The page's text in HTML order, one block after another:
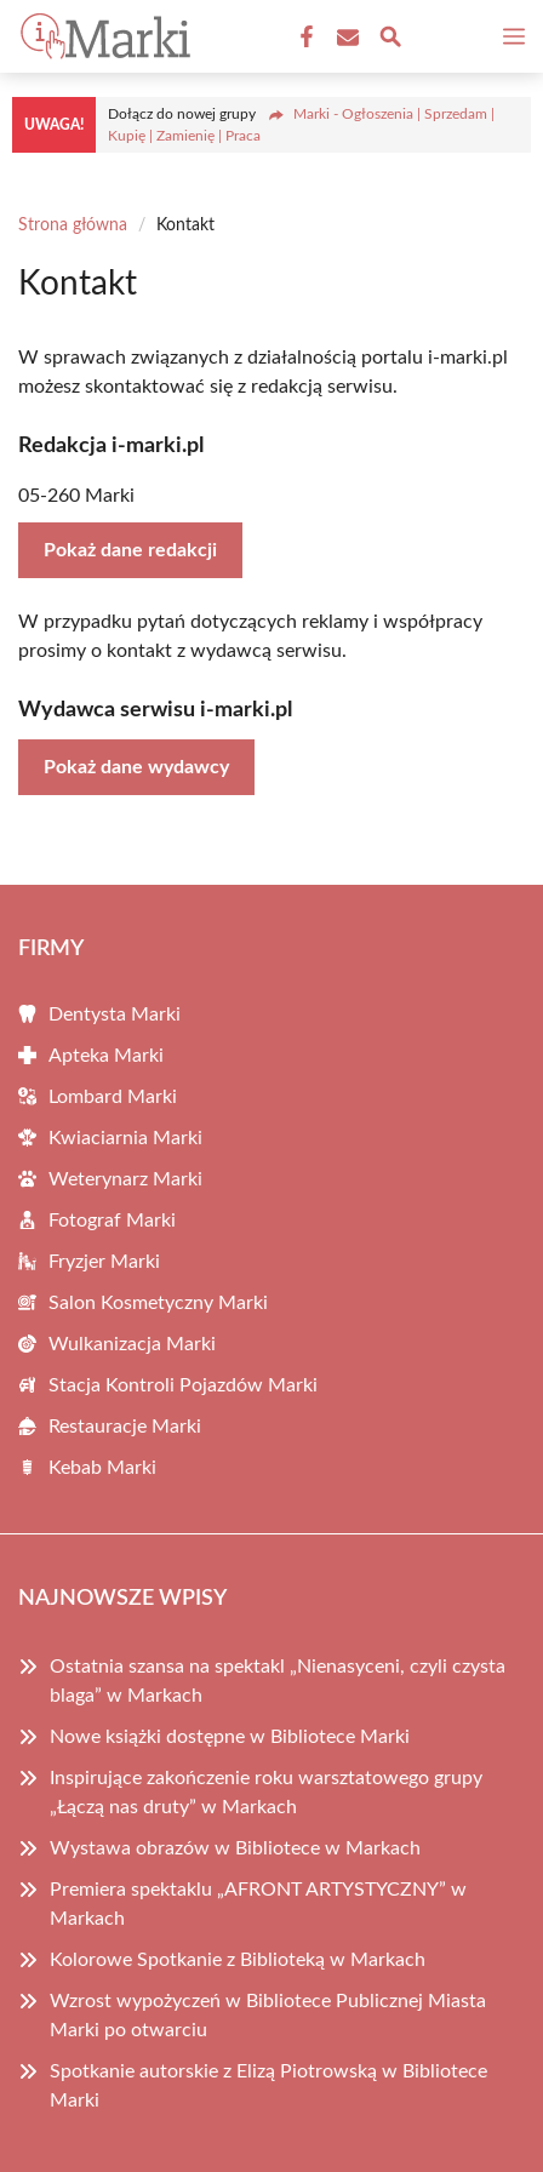
Przejdź
treści
UWAGA!
Dołącz do nowej grupy
Marki - Ogłoszenia | Sprzedam |
Kupię | Zamienię | Praca
Strona główna / Kontakt
Kontakt
W sprawach związanych z działalnością portalu i-marki.pl
możesz skontaktować się z redakcją serwisu.
Redakcja i-marki.pl
05-260 Marki
Pokaż dane redakcji
W przypadku pytań dotyczących reklamy i współpracy
prosimy o kontakt z wydawcą serwisu.
Wydawca serwisu i-marki.pl
Pokaż dane wydawcy
FIRMY
Dentysta Marki
Apteka Marki
Lombard Marki
Kwiaciarnia Marki
Weterynarz Marki
Fotograf Marki
Fryzjer Marki
Salon Kosmetyczny Marki
Wulkanizacja Marki
Stacja Kontroli Pojazdów Marki
Restauracje Marki
Kebab Marki
NAJNOWSZE WPISY
Ostatnia szansa na spektakl „Nienasyceni, czyli czysta
blaga” w Markach
Nowe książki dostępne w Bibliotece Marki
Inspirujące zakończenie roku warsztatowego grupy
„Łączą nas druty” w Markach
Wystawa obrazów w Bibliotece w Markach
Premiera spektaklu „AFRONT ARTYSTYCZNY” w
Markach
Kolorowe Spotkanie z Biblioteką w Markach
Wzrost wypożyczeń w Bibliotece Publicznej Miasta
Marki po otwarciu
Spotkanie autorskie z Elizą Piotrowską w Bibliotece
Marki